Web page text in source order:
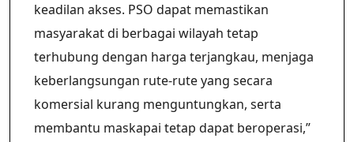
keadilan akses. PSO dapat memastikan
masyarakat di berbagai wilayah tetap
terhubung dengan harga terjangkau, menjaga
keberlangsungan rute-rute yang secara
komersial kurang menguntungkan, serta
membantu maskapai tetap dapat beroperasi,”